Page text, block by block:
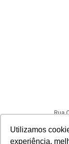
Utilizamos
experiência,
Rua